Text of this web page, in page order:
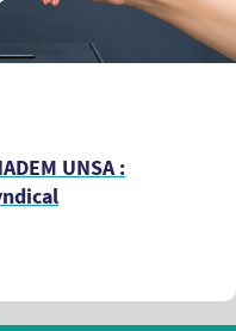
UNSA :